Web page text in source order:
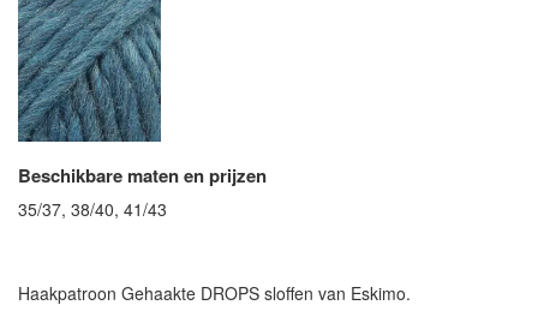
Beschikbare maten en prijzen
35/37, 38/40, 41/43
Haakpatroon Gehaakte DROPS sloffen van Eskimo.